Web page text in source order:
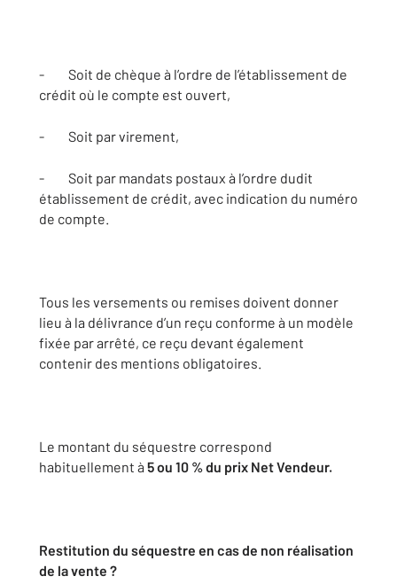
- Soit de chèque à l’ordre de l’établissement de
crédit où le compte est ouvert,
- Soit par virement,
- Soit par mandats postaux à l’ordre dudit
établissement de crédit, avec indication du numéro
de compte.
Tous les versements ou remises doivent donner
lieu à la délivrance d’un reçu conforme à un modèle
fixée par arrêté, ce reçu devant également
contenir des mentions obligatoires.
Le montant du séquestre correspond
habituellement à 5 ou 10 % du prix Net Vendeur.
Restitution du séquestre en cas de non réalisation
de la vente ?